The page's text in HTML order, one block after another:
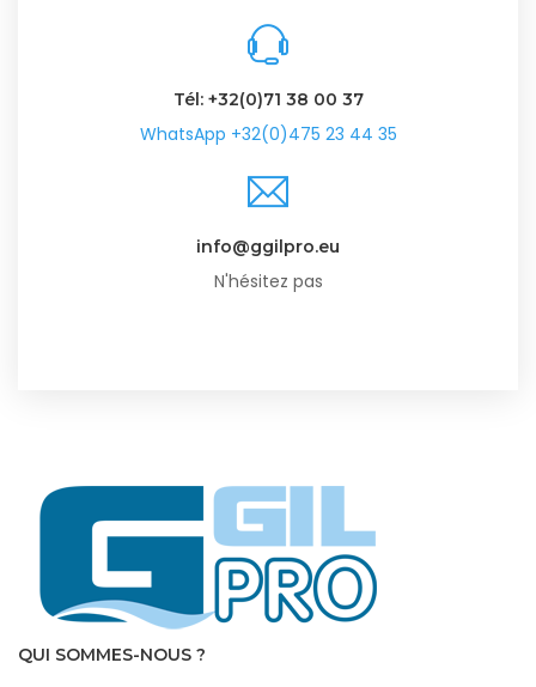
Tél: +32(0)71 38 00 37
WhatsApp +32(0)475 23 44 35
info@ggilpro.eu
N'hésitez pas
QUI SOMMES-NOUS ?